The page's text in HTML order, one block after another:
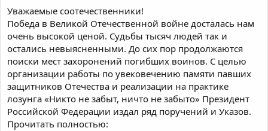
Уважаемые соотечественники!
Победа в Великой Отечественной войне досталась нам
очень высокой ценой. Судьбы тысяч людей так и
остались невыясненными. До сих пор продолжаются
поиски мест захоронений погибших воинов. С целью
организации работы по увековечению памяти павших
защитников Отечества и реализации на практике
лозунга «Никто не забыт, ничто не забыто» Президент
Российской Федерации издал ряд поручений и Указов.
Прочитать полностью: